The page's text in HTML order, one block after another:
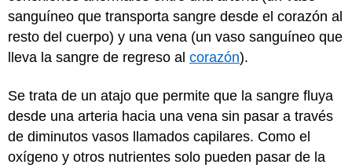
sanguíneo que transporta sangre desde el corazón al
resto del cuerpo) y una vena (un vaso sanguíneo que
lleva la sangre de regreso al corazón).
Se trata de un atajo que permite que la sangre fluya
desde una arteria hacia una vena sin pasar a través
de diminutos vasos llamados capilares. Como el
oxígeno y otros nutrientes solo pueden pasar de la